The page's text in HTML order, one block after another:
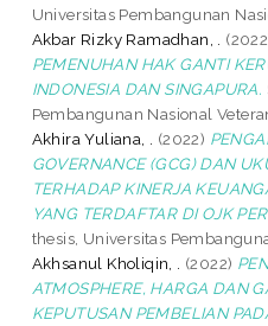
Universitas Pembangunan
Akbar Rizky Ramadhan, .
PEMENUHAN HAK GANTI
INDONESIA DAN SINGAPURA.
Pembangunan Nasional
Akhira Yuliana, .
(2022)
GOVERNANCE (GCG) DAN
TERHADAP KINERJA
YANG TERDAFTAR DI OJK
thesis, Universitas
Akhsanul Kholiqin, .
(2022)
ATMOSPHERE, HARGA DAN
KEPUTUSAN PEMBELIAN